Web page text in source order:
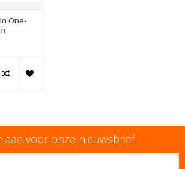
One-
aan voor onze nieuwsbrief